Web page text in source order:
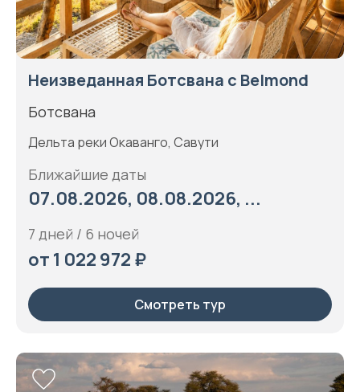
Неизведанная Ботсвана с Belmond
Ботсвана
Дельта реки Окаванго, Савути
Ближайшие даты
07.08.2026, 08.08.2026, ...
7 дней / 6 ночей
от 1 022 972 ₽
Смотреть тур